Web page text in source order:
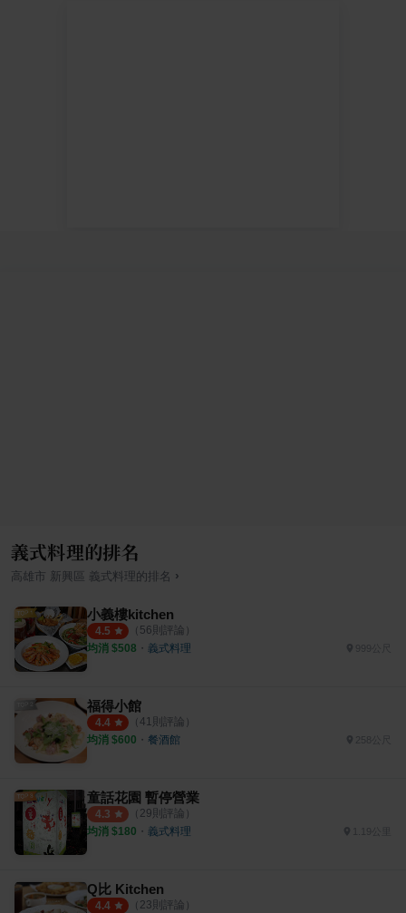
義式料理的排名
高雄市 新興區 義式料理 的排名 ›
小義樓kitchen
4.5 （ 56則評論）
均消 $508 ・ 義式料理
福得小館
4.4 （ 41 則評論）
均消 $600 ・ 餐酒館 258公尺
童話花園 暫停營業
4.3 （ 29則評論）
均消 $180 ・ 義式料理
Q比 Kitchen
4.4 （ 23則評論）